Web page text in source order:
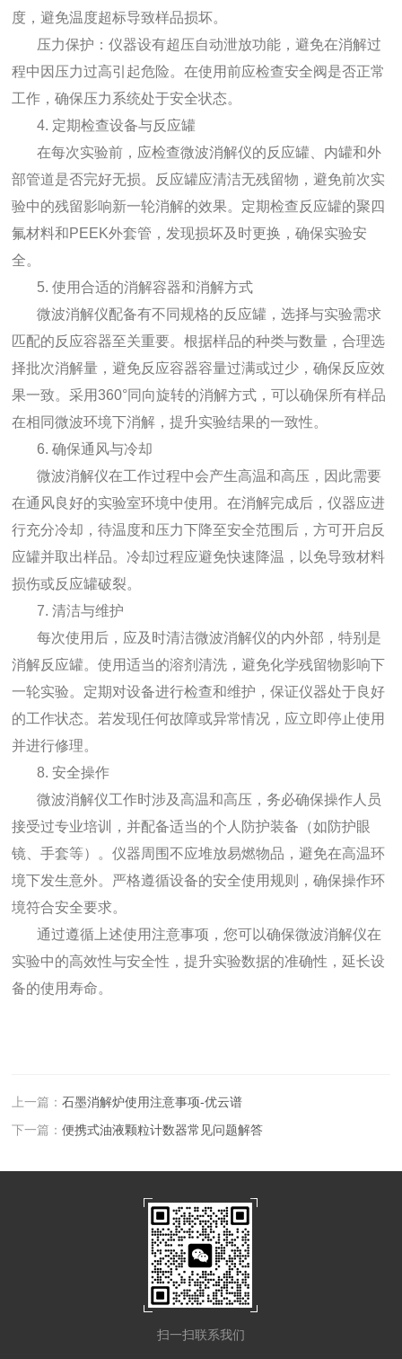
度，避免温度超标导致样品损坏。
压力保护：仪器设有超压自动泄放功能，避免在消解过
程中因压力过高引起危险。在使用前应检查安全阀是否正常
工作，确保压力系统处于安全状态。
4. 定期检查设备与反应罐
在每次实验前，应检查微波消解仪的反应罐、内罐和外
部管道是否完好无损。反应罐应清洁无残留物，避免前次实
验中的残留影响新一轮消解的效果。定期检查反应罐的聚四
氟材料和PEEK外套管，发现损坏及时更换，确保实验安
全。
5. 使用合适的消解容器和消解方式
微波消解仪配备有不同规格的反应罐，选择与实验需求
匹配的反应容器至关重要。根据样品的种类与数量，合理选
择批次消解量，避免反应容器容量过满或过少，确保反应效
果一致。采用360°同向旋转的消解方式，可以确保所有样品
在相同微波环境下消解，提升实验结果的一致性。
6. 确保通风与冷却
微波消解仪在工作过程中会产生高温和高压，因此需要
在通风良好的实验室环境中使用。在消解完成后，仪器应进
行充分冷却，待温度和压力下降至安全范围后，方可开启反
应罐并取出样品。冷却过程应避免快速降温，以免导致材料
损伤或反应罐破裂。
7. 清洁与维护
每次使用后，应及时清洁微波消解仪的内外部，特别是
消解反应罐。使用适当的溶剂清洗，避免化学残留物影响下
一轮实验。定期对设备进行检查和维护，保证仪器处于良好
的工作状态。若发现任何故障或异常情况，应立即停止使用
并进行修理。
8. 安全操作
微波消解仪工作时涉及高温和高压，务必确保操作人员
接受过专业培训，并配备适当的个人防护装备（如防护眼
镜、手套等）。仪器周围不应堆放易燃物品，避免在高温环
境下发生意外。严格遵循设备的安全使用规则，确保操作环
境符合安全要求。
通过遵循上述使用注意事项，您可以确保微波消解仪在
实验中的高效性与安全性，提升实验数据的准确性，延长设
备的使用寿命。
上一篇：石墨消解炉使用注意事项-优云谱
下一篇：便携式油液颗粒计数器常见问题解答
扫一扫联系我们